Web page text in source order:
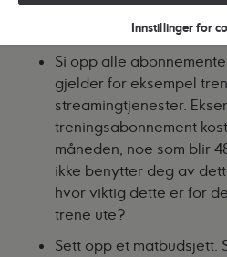
Noen gode tips og råd til
Si opp alle
gjelder for eksempel
streamingtjenester.
treningsabonnement
måneden, noe som blir
ikke benytter deg av
hvor viktig dette er for
trene ute?
Sett opp et matbudsjett.
Innstillinger for